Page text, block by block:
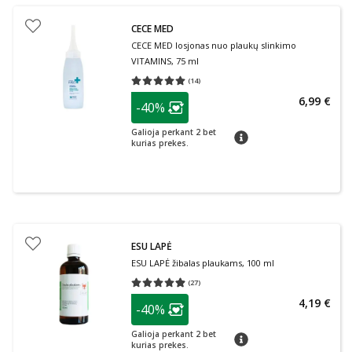
CECE MED
CECE MED losjonas nuo plaukų slinkimo
VITAMINS, 75 ml
(14)
Vidutinis įvertinimas 5.00
patarimas
Lojalumo klubo narių nuolaida
-40%
Galioja perkant 2 bet
kurias prekes.
patarimas
6,99 €
ESU LAPĖ
ESU LAPĖ žibalas plaukams, 100 ml
(27)
Vidutinis įvertinimas 4.89
patarimas
Lojalumo klubo narių nuolaida
-40%
Galioja perkant 2 bet
kurias prekes.
patarimas
4,19 €